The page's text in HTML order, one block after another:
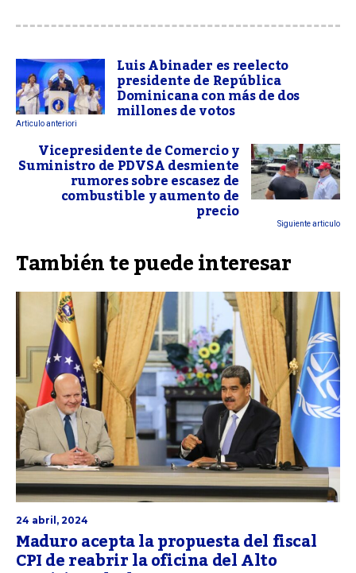
Luis Abinader es reelecto
presidente de República
Dominicana con más de dos
millones de votos
Articulo anteriori
Vicepresidente de Comercio y
Suministro de PDVSA desmiente
rumores sobre escasez de
combustible y aumento de
precio Siguiente articulo
También te puede interesar
24 abril, 2024
Maduro acepta la propuesta del fiscal
CPI de reabrir la oficina del Alto